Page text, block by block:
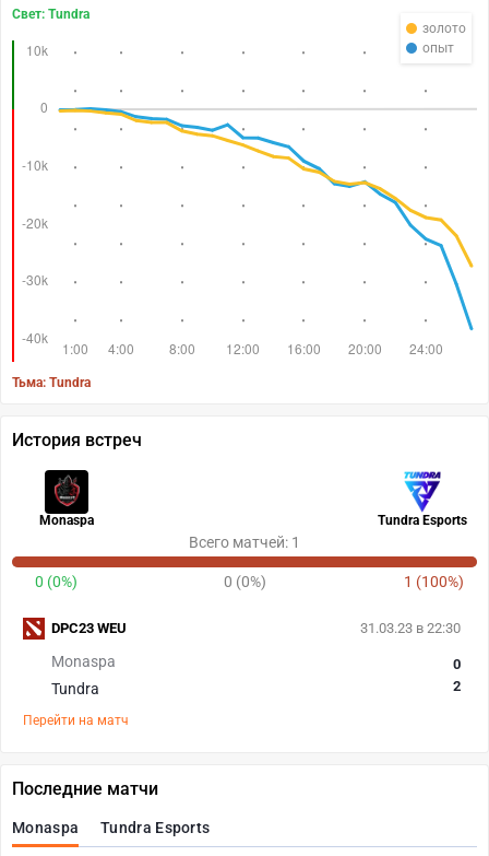
золото
опыт
Свет: Tundra
Тьма: Tundra
История встреч
Monaspa Tundra Esports
Всего матчей: 1
0 (0%) 0 (0%) 1 (100%)
31.03.23 в 22:30
Monaspa
Tundra
0
2
Перейти на матч
DPC23 WEU
Последние матчи
Monaspa Tundra Esports